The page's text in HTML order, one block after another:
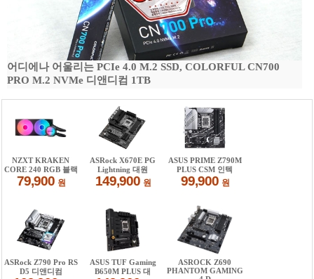
어디에나 어울리는 PCIe 4.0 M.2 SSD, COLORFUL CN700
PRO M.2 NVMe 디앤디컴 1TB